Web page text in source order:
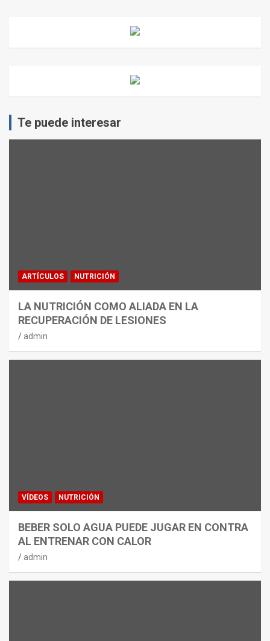
Te puede interesar
ARTÍCULOS NUTRICIÓN
LA NUTRICIÓN COMO ALIADA EN LA
RECUPERACIÓN DE LESIONES
admin
VÍDEOS NUTRICIÓN
BEBER SOLO AGUA PUEDE JUGAR EN CONTRA
AL ENTRENAR CON CALOR
admin